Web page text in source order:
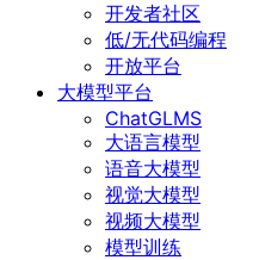
开发者社区
低/无代码编程
开放平台
大模型平台
ChatGLMS
大语言模型
语音大模型
视觉大模型
视频大模型
模型训练